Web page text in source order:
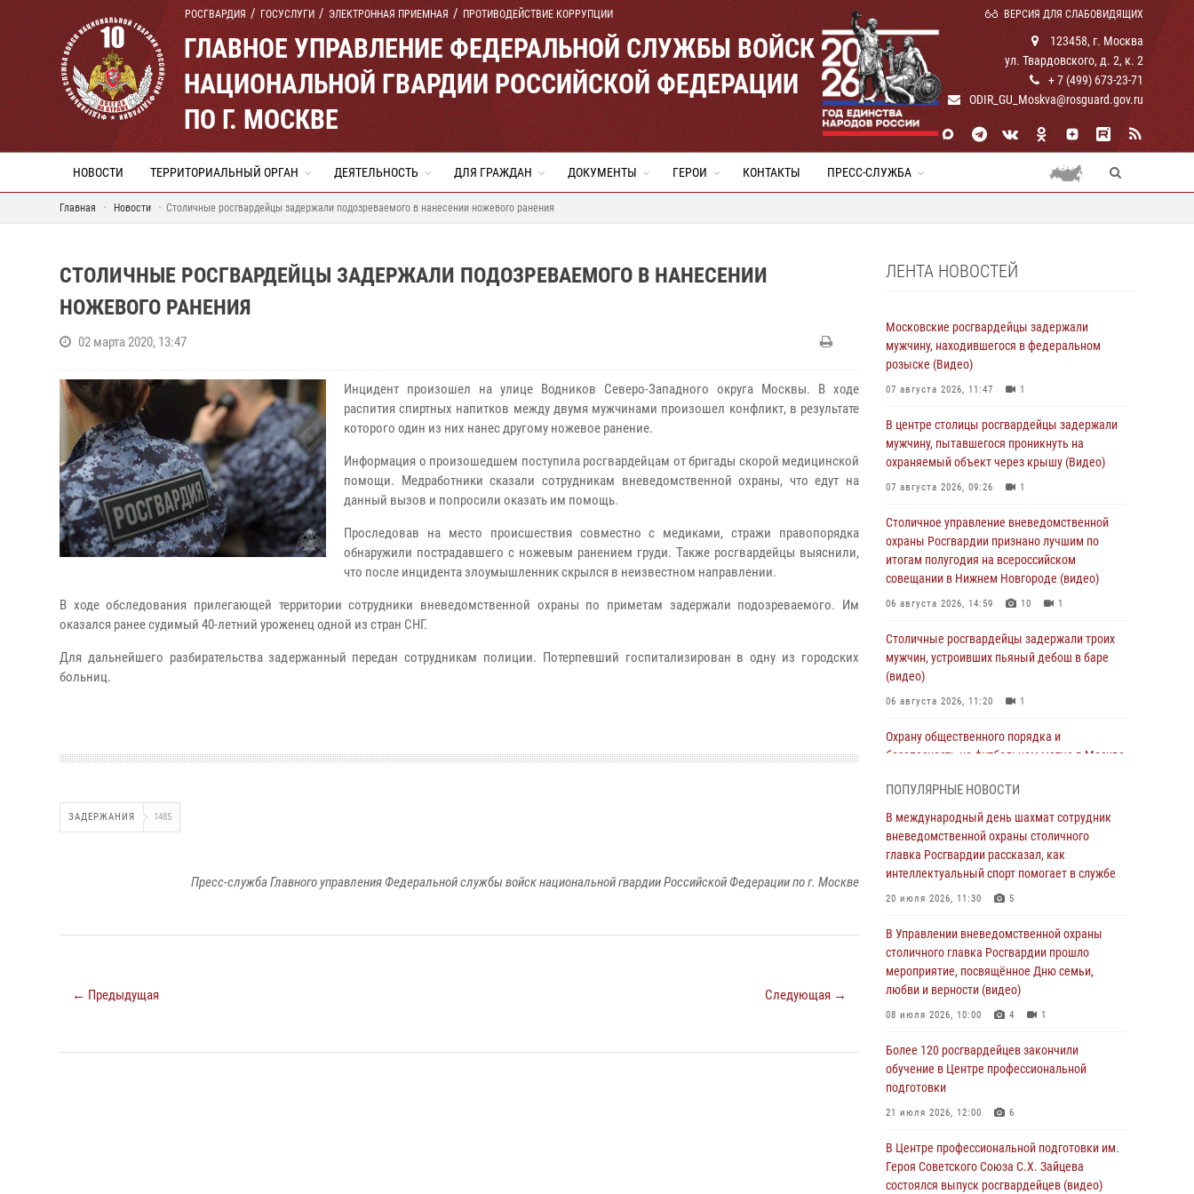
РОСГВАРДИЯ ГОСУСЛУГИ ЭЛЕКТРОННАЯ ПРИЕМНАЯ ПРОТИВОДЕЙСТВИЕ КОРРУПЦИИ ВЕРСИЯ ДЛЯ СЛАБОВИДЯЩИХ
ГЛАВНОЕ УПРАВЛЕНИЕ ФЕДЕРАЛЬНОЙ СЛУЖБЫ ВОЙСК
НАЦИОНАЛЬНОЙ ГВАРДИИ РОССИЙСКОЙ ФЕДЕРАЦИИ
ПО Г. МОСКВЕ
123458, г. Москва
ул. Твардовского, д. 2, к. 2
+ 7 (499) 673-23-71
ODIR_GU_Moskva@rosguard.gov.ru
НОВОСТИ ТЕРРИТОРИАЛЬНЫЙ ОРГАН ДЕЯТЕЛЬНОСТЬ ДЛЯ ГРАЖДАН ДОКУМЕНТЫ ГЕРОИ КОНТАКТЫ ПРЕСС-СЛУЖБА
Главная Новости Столичные росгвардейцы задержали подозреваемого в нанесении ножевого ранения
СТОЛИЧНЫЕ РОСГВАРДЕЙЦЫ ЗАДЕРЖАЛИ ПОДОЗРЕВАЕМОГО В НАНЕСЕНИИ
НОЖЕВОГО РАНЕНИЯ
02 марта 2020, 13:47
Инцидент произошел на улице Водников Северо-Западного округа Москвы. В ходе
распития спиртных напитков между двумя мужчинами произошел конфликт, в результате
которого один из них нанес другому ножевое ранение.
Информация о произошедшем поступила росгвардейцам от бригады скорой медицинской
помощи. Медработники сказали сотрудникам вневедомственной охраны, что едут на
данный вызов и попросили оказать им помощь.
Проследовав на место происшествия совместно с медиками, стражи правопорядка
обнаружили пострадавшего с ножевым ранением груди. Также росгвардейцы выяснили,
что после инцидента злоумышленник скрылся в неизвестном направлении.
В ходе обследования прилегающей территории сотрудники вневедомственной охраны по приметам задержали подозреваемого. Им
оказался ранее судимый 40-летний уроженец одной из стран СНГ.
Для дальнейшего разбирательства задержанный передан сотрудникам полиции. Потерпевший госпитализирован в одну из городских
больниц.
ЗАДЕРЖАНИЯ 1485
Пресс-служба Главного управления Федеральной службы войск национальной гвардии Российской Федерации по г. Москве
← Предыдущая Следующая →
ЛЕНТА НОВОСТЕЙ
Московские росгвардейцы задержали
мужчину, находившегося в федеральном
розыске (Видео)
07 августа 2026, 11:47 1
В центре столицы росгвардейцы задержали
мужчину, пытавшегося проникнуть на
охраняемый объект через крышу (Видео)
07 августа 2026, 09:26 1
Столичное управление вневедомственной
охраны Росгвардии признано лучшим по
итогам полугодия на всероссийском
совещании в Нижнем Новгороде (видео)
06 августа 2026, 14:59 10 1
Столичные росгвардейцы задержали троих
мужчин, устроивших пьяный дебош в баре
(видео)
06 августа 2026, 11:20 1
Охрану общественного порядка и
безопасность на футбольном матче в Москве
Столичные росгвардейцы задержали
мужчину, устроившего дебош в букмекерской
конторе (Видео)
05 августа 2026, 12:39
Московские росгвардейцы обеспечили
безопасность проведения футбольного матча
Кубка России (Видео)
05 августа 2026, 12:35 1
ознакомилась с передовыми методами
работы Росгвардии в Москве (видео)
04 августа 2026, 18:16
чемпионат по самбо и боевому самбо.
(видео)
04 августа 2026, 14:00 7 1
ПОПУЛЯРНЫЕ НОВОСТИ
В международный день шахмат сотрудник
вневедомственной охраны столичного
главка Росгвардии рассказал, как
интеллектуальный спорт помогает в службе
20 июля 2026, 11:30 5
В Управлении вневедомственной охраны
столичного главка Росгвардии прошло
мероприятие, посвящённое Дню семьи,
любви и верности (видео)
08 июля 2026, 10:00 4 1
Более 120 росгвардейцев закончили
обучение в Центре профессиональной
подготовки
21 июля 2026, 12:00 6
В Центре профессиональной подготовки им.
Героя Советского Союза С.Х. Зайцева
состоялся выпуск росгвардейцев (видео)